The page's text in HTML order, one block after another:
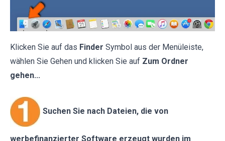
Klicken Sie auf das Finder Symbol aus der Menüleiste,
wählen Sie Gehen und klicken Sie auf Zum Ordner
gehen...
Suchen Sie nach Dateien, die von
werbefinanzierter Software erzeugt wurden im